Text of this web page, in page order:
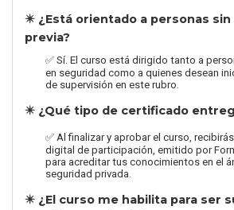
✴️ ¿Está orientado a personas
previa?
✅ Sí. El curso está dirigido tanto a
en seguridad como a quienes desean
de supervisión en este rubro.
✴️ ¿Qué tipo de certificado
✅ Al finalizar y aprobar el curso,
digital de participación, emitido por
para acreditar tus conocimientos en el
seguridad privada.
✴️ ¿El curso me habilita para ser